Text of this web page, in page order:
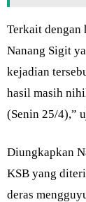
Terkait dengan
Nanang Sigit
kejadian
hasil masih
(Senin 25/4),”
Diungkapkan
KSB yang
deras